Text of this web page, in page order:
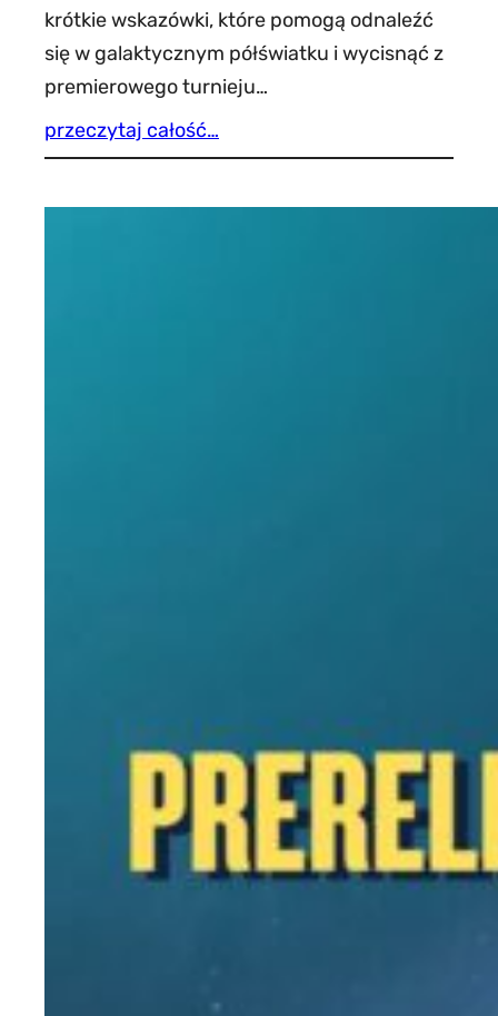
krótkie wskazówki, które pomogą odnaleźć
się w galaktycznym półświatku i wycisnąć z
premierowego turnieju…
przeczytaj całość…